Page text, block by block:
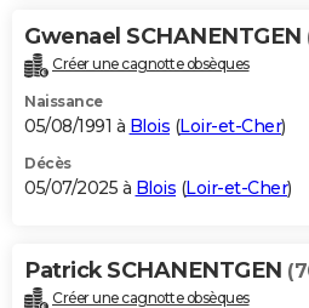
Bricolage
Lifestyle
Culture
Sport
Auto
Television
Voyage
Cinema
Gwenael SCHANENTGEN
Créer une cagnotte obsèques
Naissance
05/08/1991 à Blois (Loir-et-Cher)
Décès
05/07/2025 à Blois (Loir-et-Cher)
Patrick SCHANENTGEN
Créer une cagnotte obsèques